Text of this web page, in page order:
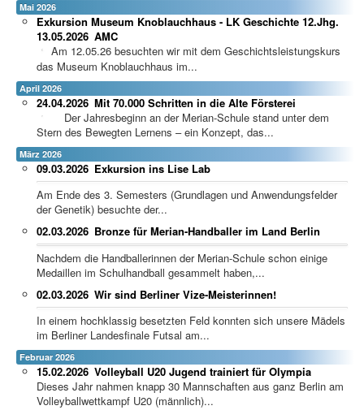
Mai 2026
Exkursion Museum Knoblauchhaus - LK Geschichte 12.Jhg.
AMC
13.05.2026
Am 12.05.26 besuchten wir mit dem Geschichtsleistungskurs
das Museum Knoblauchhaus im...
April 2026
Mit 70.000 Schritten in die Alte Försterei
24.04.2026
Der Jahresbeginn an der Merian-Schule stand unter dem
Stern des Bewegten Lernens – ein Konzept, das...
März 2026
Exkursion ins Lise Lab
09.03.2026
Am Ende des 3. Semesters (Grundlagen und Anwendungsfelder
der Genetik) besuchte der...
Bronze für Merian-Handballer im Land Berlin
02.03.2026
Nachdem die Handballerinnen der Merian-Schule schon einige
Medaillen im Schulhandball gesammelt haben,...
Wir sind Berliner Vize-Meisterinnen!
02.03.2026
In einem hochklassig besetzten Feld konnten sich unsere Mädels
im Berliner Landesfinale Futsal am...
Februar 2026
Volleyball U20 Jugend trainiert für Olympia
15.02.2026
Dieses Jahr nahmen knapp 30 Mannschaften aus ganz Berlin am
Volleyballwettkampf U20 (männlich)...